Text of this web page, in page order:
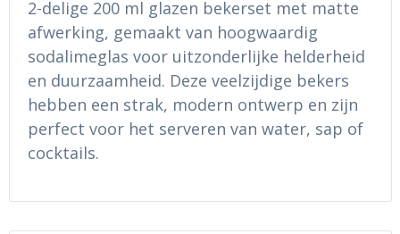
Ondergoed en Sokken
Regenkleding
Gereedschap
Schoenen
Gehoorbescherming
Sokken en Nachtkleding
Regenkleding
Schoenen
Gilets
2-delige 200 ml glazen bekerset met matte
afwerking, gemaakt van hoogwaardig
sodalimeglas voor uitzonderlijke helderheid
en duurzaamheid. Deze veelzijdige bekers
hebben een strak, modern ontwerp en zijn
perfect voor het serveren van water, sap of
cocktails.